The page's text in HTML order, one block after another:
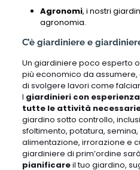
Agronomi, i nostri
agronomia.
C’è giardiniere e
Un giardiniere poco esperto
più economico da
di svolgere lavori come
I giardinieri con esperienza
tutte le attività
giardino sotto controllo,
sfoltimento, potatura,
alimentazione, irrorazione e
giardiniere di prim’ordine
pianificareil tuo giardino,